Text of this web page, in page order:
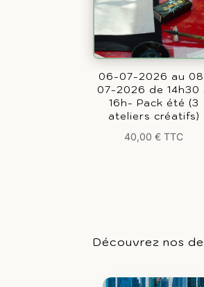
06-07-2026 au
07-2026 de 14h30
16h- Pack été (3
ateliers créatifs)
40,00€ TTC
Découvrez nos